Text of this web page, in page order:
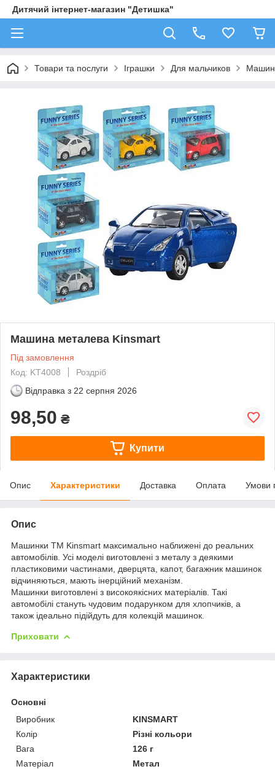
Дитячий інтернет-магазин "Детишка"
Товари та послуги Іграшки Для мальчиков
Машина металева Kinsmart
Під замовлення
Код: KT4008
Роздріб
Відправка з 22 серпня 2026
98,50 ₴
Купити
Опис Характеристики Доставка Оплата Умови
Опис
Машинки TM Kinsmart максимально наближені до реальних
автомобілів. Усі моделі виготовлені з металу з деякими
пластиковими частинами, дверцята, капот, багажник машинок
відчиняються, мають інерційний механізм.
Машинки виготовлені з високоякісних матеріалів. Такі
автомобілі стануть чудовим подарунком для хлопчиків, а
також ідеально підійдуть для колекцій машинок.
Приховати
Характеристики
Основні
Виробник
KINSMART
Колір
Різні кольори
Вага
126 г
Матеріал
Метал